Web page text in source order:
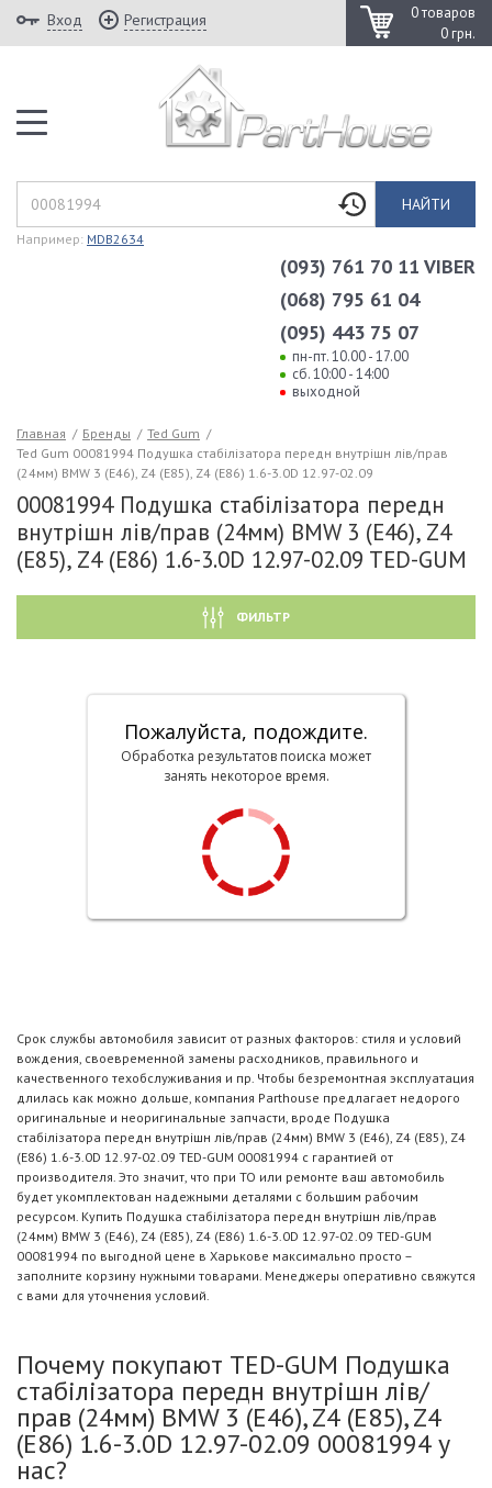
0 товаров
0 грн.
Вход Регистрация
НАЙТИ
Например: MDB2634
(093) 761 70 11 VIBER
(068) 795 61 04
(095) 443 75 07
пн-пт. 10.00 - 17.00
сб. 10:00 - 14:00
выходной
Главная / Бренды / Ted Gum /
Ted Gum 00081994 Подушка стабілізатора передн внутрішн лів/прав
(24мм) BMW 3 (E46), Z4 (E85), Z4 (E86) 1.6-3.0D 12.97-02.09
00081994 Подушка стабілізатора передн
внутрішн лів/прав (24мм) BMW 3 (E46), Z4
(E85), Z4 (E86) 1.6-3.0D 12.97-02.09 TED-GUM
ФИЛЬТР
Пожалуйста, подождите.
Обработка результатов поиска может
занять некоторое время.
Срок службы автомобиля зависит от разных факторов: стиля и условий
вождения, своевременной замены расходников, правильного и
качественного техобслуживания и пр. Чтобы безремонтная эксплуатация
длилась как можно дольше, компания Parthouse предлагает недорого
оригинальные и неоригинальные запчасти, вроде Подушка
стабілізатора передн внутрішн лів/прав (24мм) BMW 3 (E46), Z4 (E85), Z4
(E86) 1.6-3.0D 12.97-02.09 TED-GUM 00081994 с гарантией от
производителя. Это значит, что при ТО или ремонте ваш автомобиль
будет укомплектован надежными деталями с большим рабочим
ресурсом. Купить Подушка стабілізатора передн внутрішн лів/прав
(24мм) BMW 3 (E46), Z4 (E85), Z4 (E86) 1.6-3.0D 12.97-02.09 TED-GUM
00081994 по выгодной цене в Харькове максимально просто –
заполните корзину нужными товарами. Менеджеры оперативно свяжутся
с вами для уточнения условий.
Почему покупают TED-GUM Подушка
стабілізатора передн внутрішн лів/
прав (24мм) BMW 3 (E46), Z4 (E85), Z4
(E86) 1.6-3.0D 12.97-02.09 00081994 у
нас?